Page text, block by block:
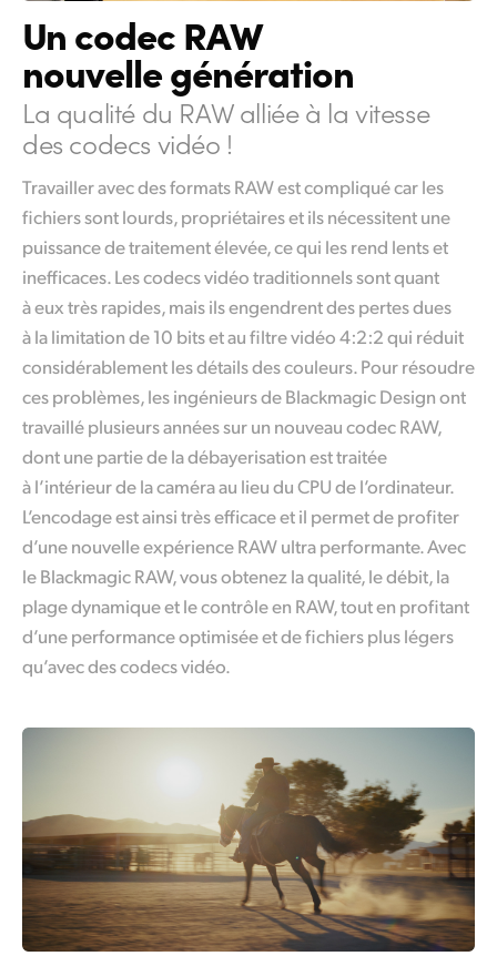
UAE
Ukraine
United Kingdom
Un codec RAW
nouvelle génération
La qualité du RAW alliée à la vitesse
des codecs vidéo !
Travailler avec des formats RAW est compliqué car les
fichiers sont lourds, propriétaires et ils nécessitent une
puissance de traitement élevée, ce qui les rend lents et
inefficaces. Les codecs vidéo traditionnels sont quant
à eux très rapides, mais ils engendrent des pertes dues
à la limitationde 10 bitset au filtre vidéo 4:2:2 qui réduit
considérablement les détails des couleurs. Pour résoudre
ces problèmes, les ingénieurs de Blackmagic Design ont
travaillé plusieurs années sur un nouveau codec RAW,
dont une partie de la débayerisation est traitée
à l’intérieur de la caméra au lieu du CPU de l’ordinateur.
L’encodage est ainsi très efficace et il permet de profiter
d’une nouvelle expérience RAW ultra performante. Avec
le Blackmagic RAW,vous obtenez la qualité, le débit, la
plage dynamique et le contrôle en RAW, tout en profitant
d’une performance optimisée et de fichiers plus légers
qu’avec des codecs vidéo.